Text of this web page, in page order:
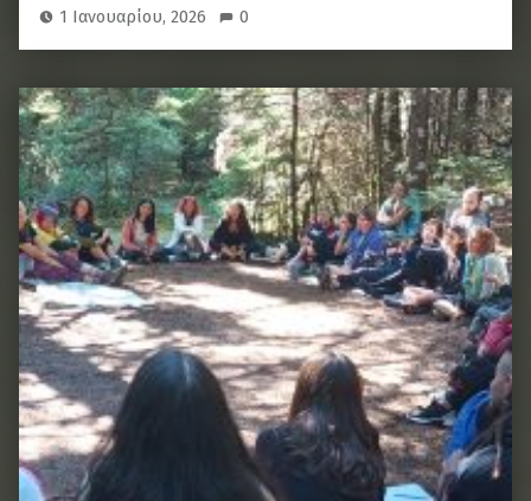
1 Ιανουαρίου, 2026 0